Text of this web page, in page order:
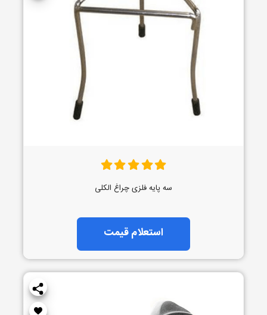
سه پایه فلزی چراغ الکلی
استعلام قیمت